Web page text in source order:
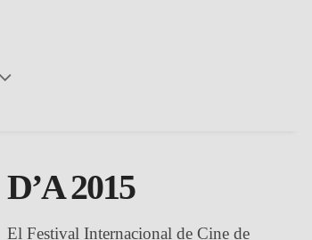
D’A 2015
El Festival Internacional de Cine de